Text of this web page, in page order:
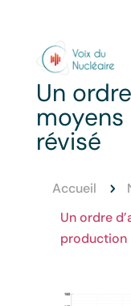
Un
révisé
Accueil 5
Un ordre
production